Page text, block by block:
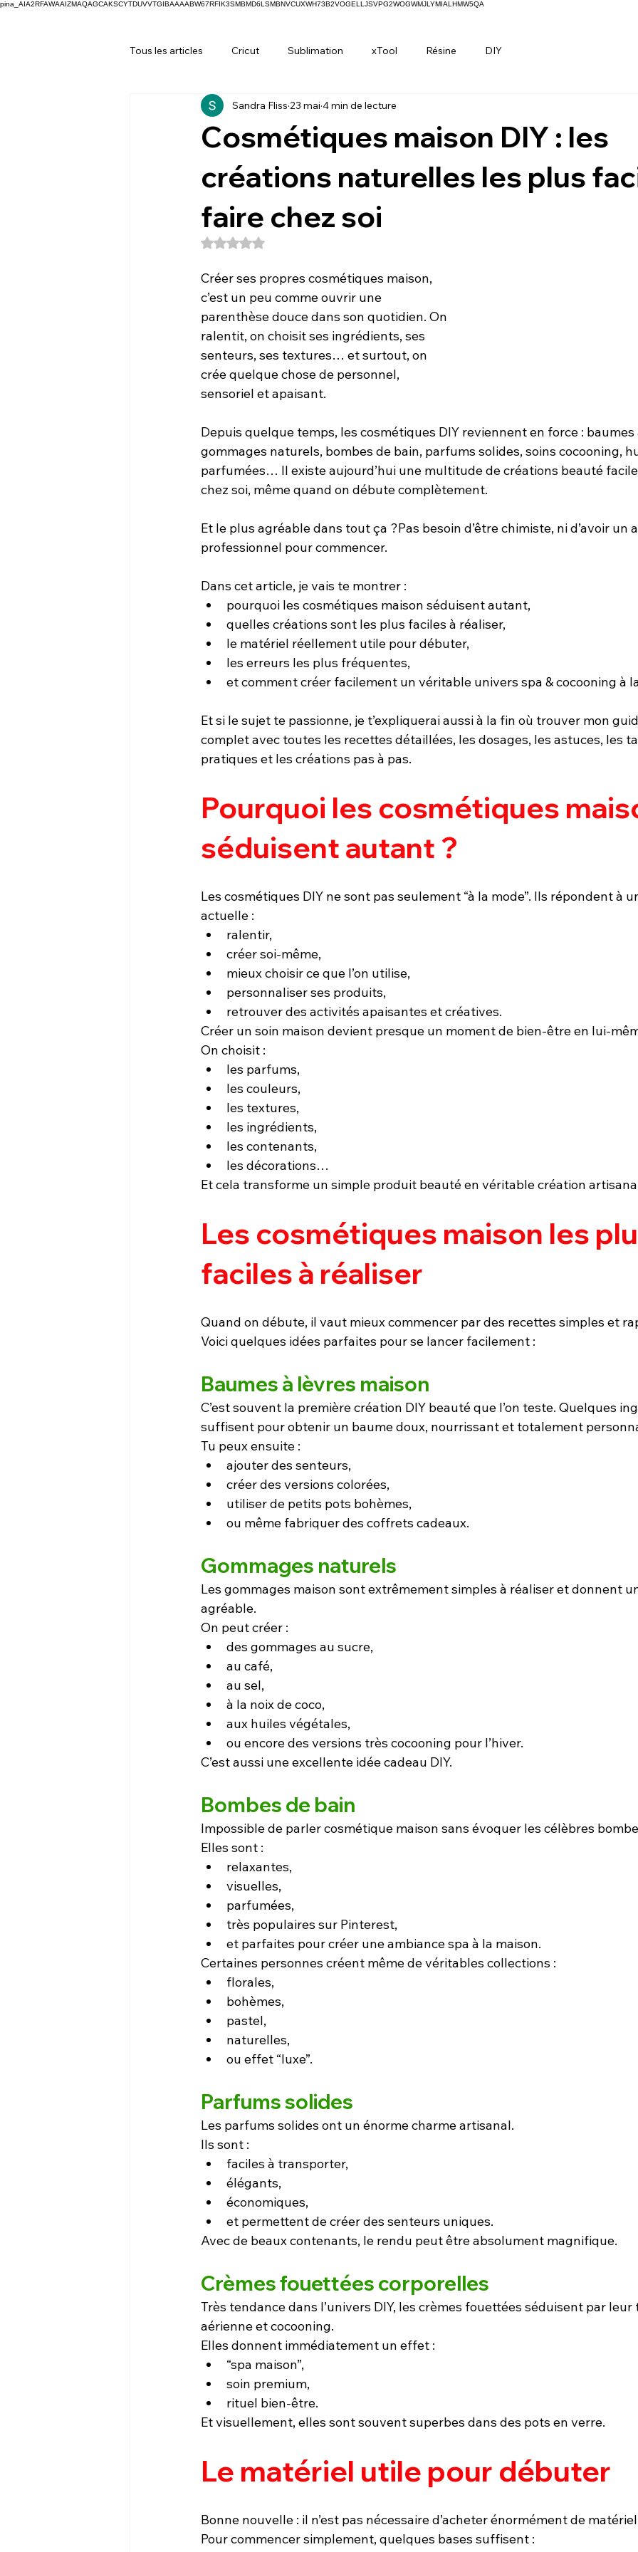
pina_AIA2RFAWAAIZMAQAGCAKSCYTDUVVTGIBAAAABW67RFIK3SMBMD6LSMBNVCUXWH73B2VOGELLJSVPG2WOGWMJLYMIALHMW5QA
Tous les articles Cricut Sublimation xTool Résine DIY
Cosmétiques maison DIY : les
créations naturelles les plus
faire chez soi
Sandra Fliss 23 mai 4 min de lecture
Noté NaN étoiles sur 5.
Créer ses propres cosmétiques maison,
c’est un peu comme ouvrir une
parenthèse douce dans son quotidien. On
ralentit, on choisit ses ingrédients, ses
senteurs, ses textures… et surtout, on
crée quelque chose de personnel,
sensoriel et apaisant.
Depuis quelque temps, les cosmétiques DIY reviennent en force : baumes
gommages naturels, bombes de bain, parfums solides, soins cocooning,
parfumées… Il existe aujourd’hui une multitude de créations beauté
chez soi, même quand on débute complètement.
Et le plus agréable dans tout ça ?Pas besoin d’être chimiste, ni d’avoir un
professionnel pour commencer.
Dans cet article, je vais te montrer :
pourquoi les cosmétiques maison séduisent autant,
quelles créations sont les plus faciles à réaliser,
le matériel réellement utile pour débuter,
les erreurs les plus fréquentes,
et comment créer facilement un véritable univers spa & cocooning à
Et si le sujet te passionne, je t’expliquerai aussi à la fin où trouver mon
complet avec toutes les recettes détaillées, les dosages, les astuces, les
pratiques et les créations pas à pas.
Pourquoi les cosmétiques
séduisent autant ?
Les cosmétiques DIY ne sont pas seulement “à la mode”. Ils répondent à
actuelle :
ralentir,
créer soi-même,
mieux choisir ce que l’on utilise,
personnaliser ses produits,
retrouver des activités apaisantes et créatives.
Créer un soin maison devient presque un moment de bien-être en lui-
On choisit :
les parfums,
les couleurs,
les textures,
les ingrédients,
les contenants,
les décorations…
Et cela transforme un simple produit beauté en véritable création
Les cosmétiques maison les
faciles à réaliser
Quand on débute, il vaut mieux commencer par des recettes simples et
Voici quelques idées parfaites pour se lancer facilement :
Baumes à lèvres maison
C’est souvent la première création DIY beauté que l’on teste. Quelques
suffisent pour obtenir un baume doux, nourrissant et totalement
Tu peux ensuite :
ajouter des senteurs,
créer des versions colorées,
utiliser de petits pots bohèmes,
ou même fabriquer des coffrets cadeaux.
Gommages naturels
Les gommages maison sont extrêmement simples à réaliser et donnent
agréable.
On peut créer :
des gommages au sucre,
au café,
au sel,
à la noix de coco,
aux huiles végétales,
ou encore des versions très cocooning pour l’hiver.
C’est aussi une excellente idée cadeau DIY.
Bombes de bain
Impossible de parler cosmétique maison sans évoquer les célèbres
Elles sont :
relaxantes,
visuelles,
parfumées,
très populaires sur Pinterest,
et parfaites pour créer une ambiance spa à la maison.
Certaines personnes créent même de véritables collections :
florales,
bohèmes,
pastel,
naturelles,
ou effet “luxe”.
Parfums solides
Les parfums solides ont un énorme charme artisanal.
Ils sont :
faciles à transporter,
élégants,
économiques,
et permettent de créer des senteurs uniques.
Avec de beaux contenants, le rendu peut être absolument magnifique.
Crèmes fouettées corporelles
Très tendance dans l’univers DIY, les crèmes fouettées séduisent par
aérienne et cocooning.
Elles donnent immédiatement un effet :
“spa maison”,
soin premium,
rituel bien-être.
Et visuellement, elles sont souvent superbes dans des pots en verre.
Le matériel utile pour débuter
Bonne nouvelle : il n’est pas nécessaire d’acheter énormément de
Pour commencer simplement, quelques bases suffisent :